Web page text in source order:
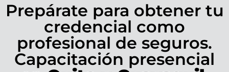
Prepárate para obtener tu
credencial como
profesional de seguros.
Capacitación presencial